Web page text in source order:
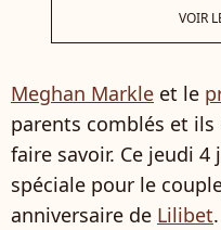
VOIR
Meghan Markle et le
parents comblés et
faire savoir. Ce jeudi
spéciale pour le
anniversaire de Lilibet.